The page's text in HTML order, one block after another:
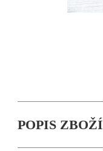
POPIS ZBOŽÍ